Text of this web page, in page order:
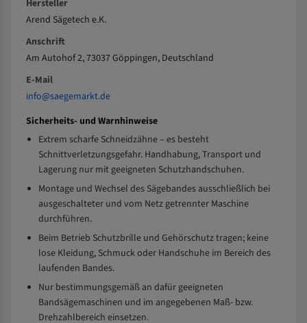
Hersteller
Arend Sägetech e.K.
Anschrift
Am Autohof 2, 73037 Göppingen, Deutschland
E-Mail
info@saegemarkt.de
Sicherheits- und Warnhinweise
Extrem scharfe Schneidzähne – es besteht
Schnittverletzungsgefahr. Handhabung, Transport und
Lagerung nur mit geeigneten Schutzhandschuhen.
Montage und Wechsel des Sägebandes ausschließlich bei
ausgeschalteter und vom Netz getrennter Maschine
durchführen.
Beim Betrieb Schutzbrille und Gehörschutz tragen; keine
lose Kleidung, Schmuck oder Handschuhe im Bereich des
laufenden Bandes.
Nur bestimmungsgemäß an dafür geeigneten
Bandsägemaschinen und im angegebenen Maß- bzw.
Drehzahlbereich einsetzen.